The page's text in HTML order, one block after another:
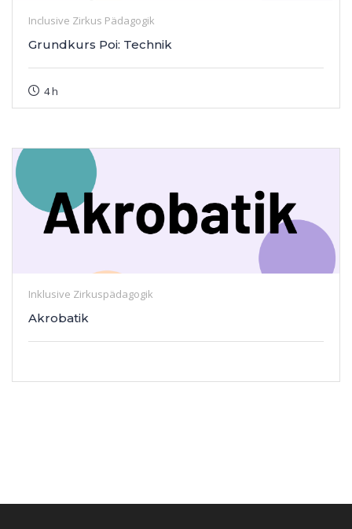
Inclusive Zirkus Pädagogik
Grundkurs Poi: Technik
4 h
Inklusive Zirkuspädagogik
Akrobatik